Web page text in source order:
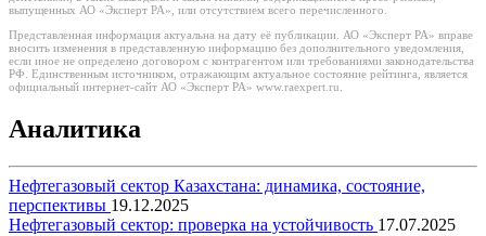
выпущенных АО «Эксперт РА», или отсутствием всего перечисленного.
Представленная информация актуальна на дату её публикации. АО «Эксперт РА» вправе
вносить изменения в представленную информацию без дополнительного уведомления,
если иное не определено договором с контрагентом или требованиями законодательства
РФ. Единственным источником, отражающим актуальное состояние рейтинга, является
официальный интернет-сайт АО «Эксперт РА» www.raexpert.ru.
Аналитика
Нефтегазовый сектор Казахстана: динамика, состояние,
перспективы 19.12.2025
Нефтегазовый сектор: проверка на устойчивость 17.07.2025